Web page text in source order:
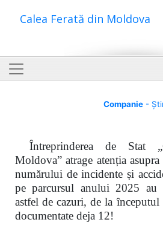
Calea Ferată din Moldova
Companie-
Întreprinderea de Stat
Moldova” atrage atenția asupra
numărului de incidente și
pe parcursul anului 2025 au
astfel de cazuri, de la
documentate deja 12!